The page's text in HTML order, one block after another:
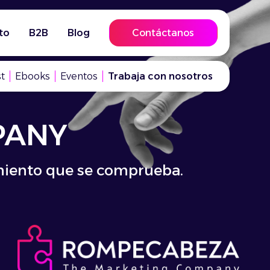
B2B Blog Contáctanos
Ebooks Eventos Trabaja con nosotros
que vuelan.
que se comprueba.